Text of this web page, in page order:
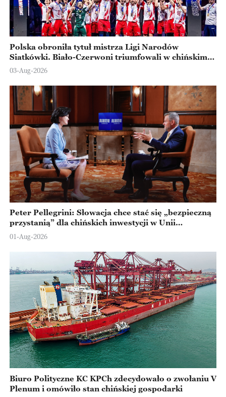
Polska obroniła tytuł mistrza Ligi Narodów
Siatkówki. Biało-Czerwoni triumfowali w chińskim
Ningbo
03-Aug-2026
Peter Pellegrini: Słowacja chce stać się „bezpieczną
przystanią” dla chińskich inwestycji w Unii
Europejskiej
01-Aug-2026
Biuro Polityczne KC KPCh zdecydowało o zwołaniu V
Plenum i omówiło stan chińskiej gospodarki